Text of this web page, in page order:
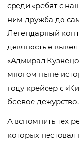
среди «ребят с
ним дружба до
Легендарный
девяностые
«Адмирал
многом ныне
году крейсер с
боевое дежурство.
А вспомнить тех
которых